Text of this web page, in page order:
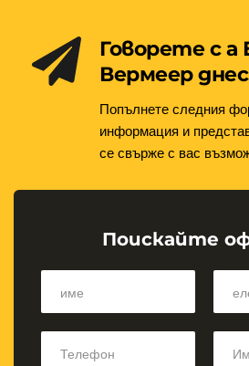
Говорете с а
Вермеер
Попълнете следния
информация и
се свърже с вас
Поискайте